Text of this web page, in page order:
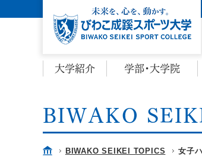
大学紹介 学部・大学院
BIWAKO
BIWAKO SEIKEI TOPICS 女子